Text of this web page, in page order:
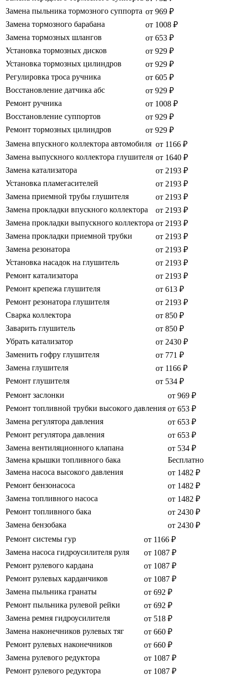
Замена пыльника тормозного суппорта от 969 ₽
Замена тормозного барабана
от 1008 ₽
Замена тормозных шлангов
от 653 ₽
Установка тормозных дисков
от 929 ₽
Установка тормозных цилиндров
от 929 ₽
Регулировка троса ручника
от 605 ₽
Восстановление датчика абс
от 929 ₽
Ремонт ручника
от 1008 ₽
Восстановление суппортов
от 929 ₽
Ремонт тормозных цилиндров
от 929 ₽
Замена впускного коллектора автомобиля от 1166 ₽
Замена выпускного коллектора глушителя от 1640 ₽
Замена катализатора
от 2193 ₽
Установка пламегасителей
от 2193 ₽
Замена приемной трубы глушителя
от 2193 ₽
Замена прокладки впускного коллектора
от 2193 ₽
Замена прокладки выпускного коллектора от 2193 ₽
Замена прокладки приемной трубки
от 2193 ₽
Замена резонатора
от 2193 ₽
Установка насадок на глушитель
от 2193 ₽
Ремонт катализатора
от 2193 ₽
Ремонт крепежа глушителя
от 613 ₽
Ремонт резонатора глушителя
от 2193 ₽
Сварка коллектора
от 850 ₽
Заварить глушитель
от 850 ₽
Убрать катализатор
от 2430 ₽
Заменить гофру глушителя
от 771 ₽
Замена глушителя
от 1166 ₽
Ремонт глушителя
от 534 ₽
Ремонт заслонки
от 969 ₽
Ремонт топливной трубки высокого давления от 653 ₽
Замена регулятора давления
от 653 ₽
Ремонт регулятора давления
от 653 ₽
Замена вентиляционного клапана
от 534 ₽
Замена крышки топливного бака
Бесплатно
Замена насоса высокого давления
от 1482 ₽
Ремонт бензонасоса
от 1482 ₽
Замена топливного насоса
от 1482 ₽
Ремонт топливного бака
от 2430 ₽
Замена бензобака
от 2430 ₽
Ремонт системы гур
от 1166 ₽
Замена насоса гидроусилителя руля
от 1087 ₽
Ремонт рулевого кардана
от 1087 ₽
Ремонт рулевых карданчиков
от 1087 ₽
Замена пыльника гранаты
от 692 ₽
Ремонт пыльника рулевой рейки
от 692 ₽
Замена ремня гидроусилителя
от 518 ₽
Замена наконечников рулевых тяг
от 660 ₽
Ремонт рулевых наконечников
от 660 ₽
Замена рулевого редуктора
от 1087 ₽
Ремонт рулевого редуктора
от 1087 ₽